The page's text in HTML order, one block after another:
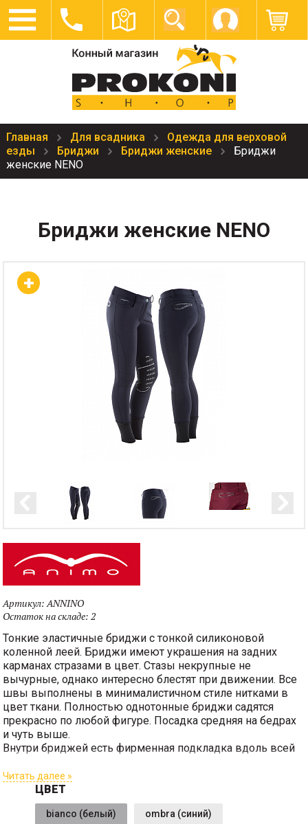
Главная Для всадника
Одежда для верховой
езды
Бриджи Бриджи женские
Бриджи
женские NENO
Бриджи женские NENO
Артикул:ANNINO
Остаток на складе:2
Тонкие эластичные бриджи с тонкой силиконовой
коленной леей. Бриджи имеют украшения на задних
карманах стразами в цвет. Стазы некрупные не
вычурные, однако интересно блестят при движении. Все
швы выполнены в минималистичном стиле нитками в
цвет ткани. Полностью однотонные бриджи садятся
прекрасно по любой фигуре. Посадка средняя на бедрах
и чуть выше.
Внутри бриджей есть фирменная подкладка вдоль всей
натирание ткани о ногу, на которое жалуются некоторые
опытные и начинающие всадники.
Размер производителя Итальянский (перед скобками), в
скобках указан Российский размер.
Читать далее »
ЦВЕТ
bianco (белый) ombra (синий)